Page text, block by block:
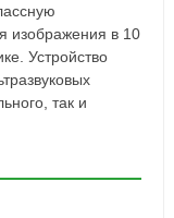
изображения в 10
Устройство
так и